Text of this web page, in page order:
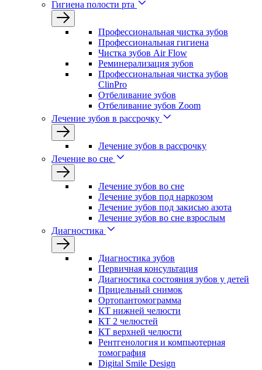
Гигиена полости рта
Профессиональная чистка зубов
Профессиональная гигиена
Чистка зубов Air Flow
Реминерализация зубов
Профессиональная чистка зубов
ClinPro
Отбеливание зубов
Отбеливание зубов Zoom
Лечение зубов в рассрочку
Лечение зубов в рассрочку
Лечение во сне
Лечение зубов во сне
Лечение зубов под наркозом
Лечение зубов под закисью азота
Лечение зубов во сне взрослым
Диагностика
Диагностика зубов
Первичная консультация
Диагностика состояния зубов у детей
Прицельный снимок
Ортопантомограмма
КТ нижней челюсти
КТ 2 челюстей
КТ верхней челюсти
Рентгенология и компьютерная
томография
Digital Smile Design